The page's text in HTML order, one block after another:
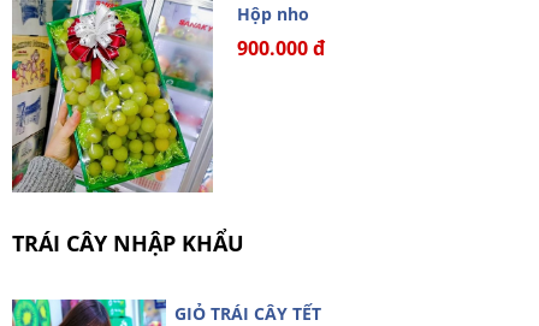
Hộp nho
900.000 đ
TRÁI CÂY NHẬP KHẨU
GIỎ TRÁI CÂY TẾT